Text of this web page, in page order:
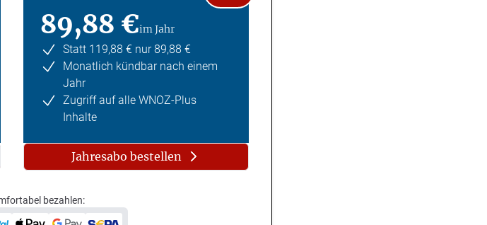
89,88 €im Jahr
Statt 119,88 € nur 89,88 €
Monatlich kündbar nach einem
Jahr
Zugriff auf alle WNOZ-Plus
Inhalte
Jahresabo bestellen
bezahlen: